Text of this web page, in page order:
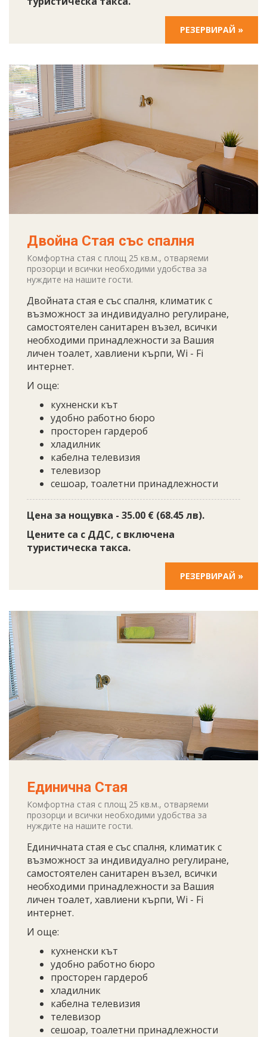
РЕЗЕРВИРАЙ »
Двойна Стая със спалня
Комфортна стая с площ 25 кв.м., отваряеми
прозорци и всички необходими удобства за
нуждите на нашите гости.
Двойната стая е със спалня, климатик с
възможност за индивидуално регулиране,
самостоятелен санитарен възел, всички
необходими принадлежности за Вашия
личен тоалет, хавлиени кърпи, Wi - Fi
интернет.
И още:
кухненски кът
удобно работно бюро
просторен гардероб
хладилник
кабелна телевизия
телевизор
сешоар, тоалетни принадлежности
Цена за нощувка - 35.00 € (68.45 лв).
Цените са с ДДС, с включена
туристическа такса.
РЕЗЕРВИРАЙ »
Единична Стая
Комфортна стая с площ 25 кв.м., отваряеми
прозорци и всички необходими удобства за
нуждите на нашите гости.
Единичната стая е със спалня, климатик с
възможност за индивидуално регулиране,
самостоятелен санитарен възел, всички
необходими принадлежности за Вашия
личен тоалет, хавлиени кърпи, Wi - Fi
интернет.
И още:
кухненски кът
удобно работно бюро
просторен гардероб
хладилник
кабелна телевизия
телевизор
сешоар, тоалетни принадлежности